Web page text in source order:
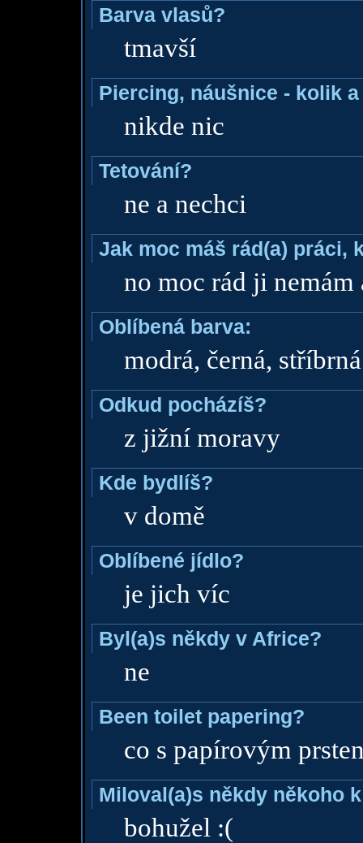
Barva vlasů?
tmavší
Piercing, náušnice - kolik
nikde nic
Tetování?
ne a nechci
Jak moc máš rád(a) práci,
no moc rád ji
Oblíbená barva:
modrá, černá, stříbrná
Odkud pocházíš?
z jižní moravy
Kde bydlíš?
v domě
Oblíbené jídlo?
je jich víc
Byl(a)s někdy v Africe?
ne
Been toilet papering?
co s papírovým
Miloval(a)s někdy někoho
bohužel :(